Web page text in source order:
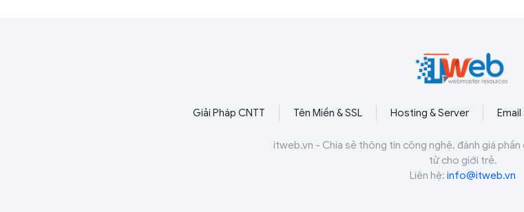
Giải Pháp CNTT Tên Miền & SSL Hosting & Server
itweb.vn - Chia sẻ thông tin công nghệ, đánh giá
tử cho giới trẻ.
Liên hệ: info@itweb.vn